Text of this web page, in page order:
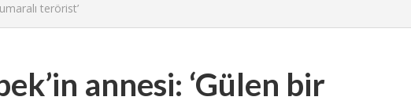
terörist’
annesi: ‘Gülen bir